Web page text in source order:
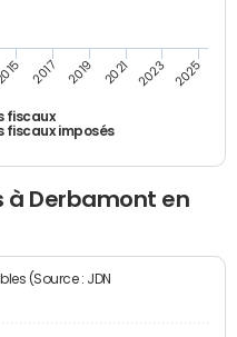
fiscaux
fiscaux imposés
2017 2019 2021 2023 2025
à Derbamont en
(Source : JDN